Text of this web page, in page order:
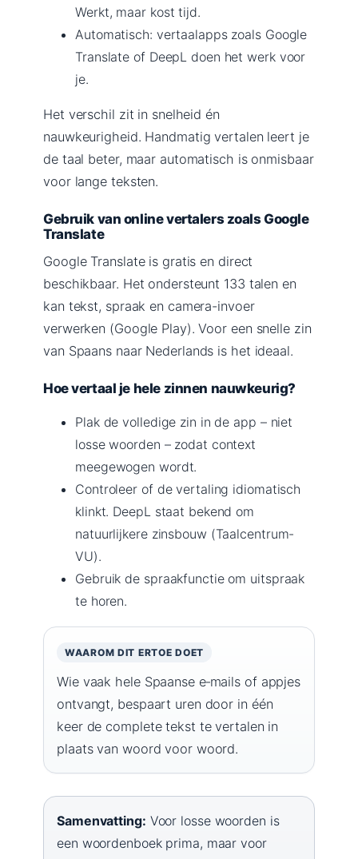
Werkt, maar kost tijd.
Automatisch: vertaalapps zoals Google
Translate of DeepL doen het werk voor
je.
Het verschil zit in snelheid én
nauwkeurigheid. Handmatig vertalen leert je
de taal beter, maar automatisch is onmisbaar
voor lange teksten.
Gebruik van online vertalers zoals Google
Translate
Google Translate is gratis en direct
beschikbaar. Het ondersteunt 133 talen en
kan tekst, spraak en camera-invoer
verwerken (Google Play). Voor een snelle zin
van Spaans naar Nederlands is het ideaal.
Hoe vertaal je hele zinnen nauwkeurig?
Plak de volledige zin in de app – niet
losse woorden – zodat context
meegewogen wordt.
Controleer of de vertaling idiomatisch
klinkt. DeepL staat bekend om
natuurlijkere zinsbouw (Taalcentrum-
VU).
Gebruik de spraakfunctie om uitspraak
te horen.
WAAROM DIT ERTOE DOET
Wie vaak hele Spaanse e‑mails of appjes
ontvangt, bespaart uren door in één
keer de complete tekst te vertalen in
plaats van woord voor woord.
Samenvatting: Voor losse woorden is
een woordenboek prima, maar voor